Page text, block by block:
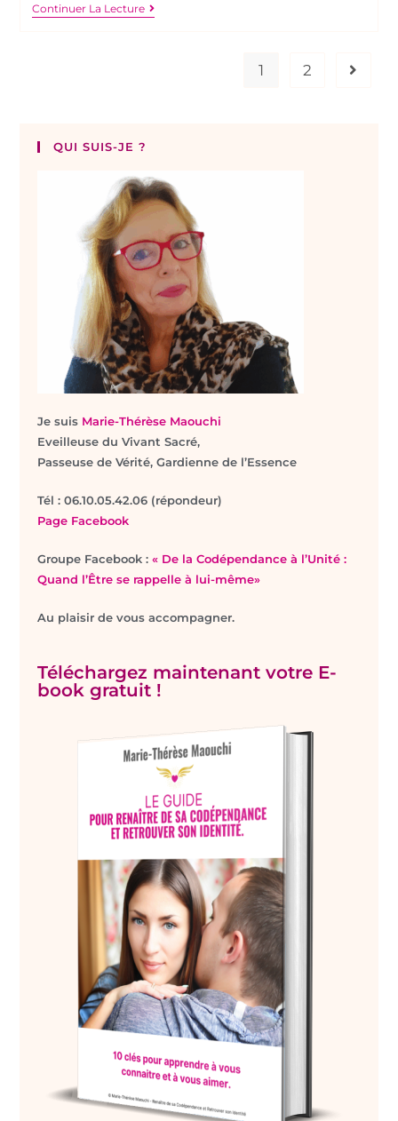
Continuer La Lecture
1 2
QUI SUIS-JE ?
Je suis Marie-Thérèse Maouchi
Eveilleuse du Vivant Sacré,
Passeuse de Vérité, Gardienne de l’Essence
Tél : 06.10.05.42.06 (répondeur)
Page Facebook
Groupe Facebook :« De la Codépendance à l’Unité :
Quand l’Être se rappelle à lui-même»
Au plaisir de vous accompagner.
Téléchargez maintenant votre E-
book gratuit !